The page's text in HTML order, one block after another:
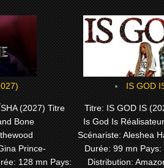
(2027) Titre
Bone
Prince-
128 mn Pays:
IS GOD
Titre: IS GOD IS
Is God Is
Scénariste: Aleshea
Durée: 99 mn
Distribution: